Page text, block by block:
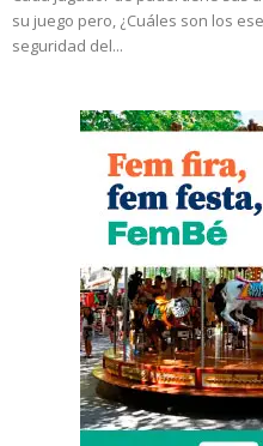
su juego pero, ¿Cuáles son los
seguridad del...